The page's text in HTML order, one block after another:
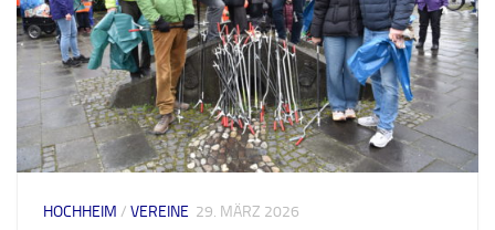
HOCHHEIM / VEREINE 29. MÄRZ 2026